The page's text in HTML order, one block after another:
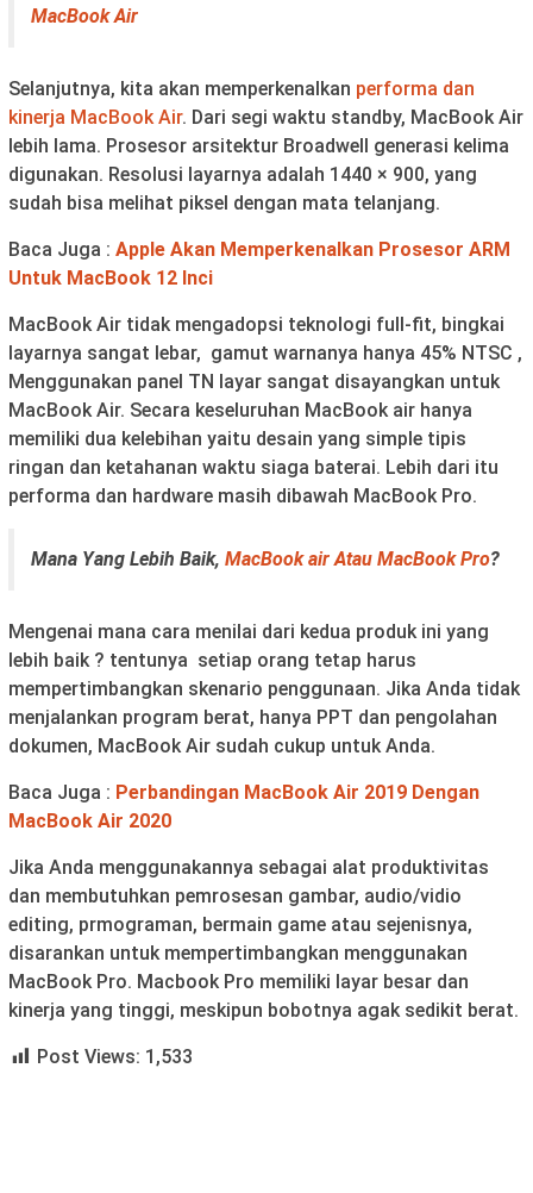
MacBook Air
Selanjutnya, kita akan memperkenalkan performa dan
kinerja MacBook Air. Dari segi waktu standby, MacBook Air
lebih lama. Prosesor arsitektur Broadwell generasi kelima
digunakan. Resolusi layarnya adalah 1440 × 900, yang
sudah bisa melihat piksel dengan mata telanjang.
Baca Juga : Apple Akan Memperkenalkan Prosesor ARM
Untuk MacBook 12 Inci
MacBook Air tidak mengadopsi teknologi full-fit, bingkai
layarnya sangat lebar, gamut warnanya hanya 45% NTSC ,
Menggunakan panel TN layar sangat disayangkan untuk
MacBook Air. Secara keseluruhan MacBook air hanya
memiliki dua kelebihan yaitu desain yang simple tipis
ringan dan ketahanan waktu siaga baterai. Lebih dari itu
performa dan hardware masih dibawah MacBook Pro.
Mana Yang Lebih Baik, MacBook air Atau MacBook Pro?
Mengenai mana cara menilai dari kedua produk ini yang
lebih baik ? tentunya setiap orang tetap harus
mempertimbangkan skenario penggunaan. Jika Anda tidak
menjalankan program berat, hanya PPT dan pengolahan
dokumen, MacBook Air sudah cukup untuk Anda.
Baca Juga : Perbandingan MacBook Air 2019 Dengan
MacBook Air 2020
Jika Anda menggunakannya sebagai alat produktivitas
dan membutuhkan pemrosesan gambar, audio/vidio
editing, prmograman, bermain game atau sejenisnya,
disarankan untuk mempertimbangkan menggunakan
MacBook Pro. Macbook Pro memiliki layar besar dan
kinerja yang tinggi, meskipun bobotnya agak sedikit berat.
Post Views: 1,533